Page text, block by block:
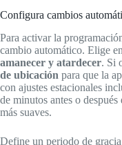
Configura cambios
Para activar la
cambio automático. Elige
amanecer y atardecer. Si
de ubicación para que la
con ajustes estacionales
de minutos antes o
más suaves.
Define un periodo de